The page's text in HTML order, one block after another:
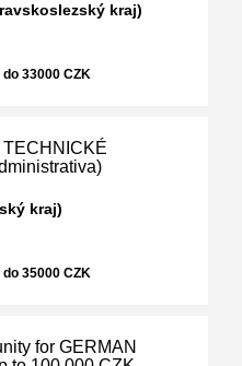
kraj)
33000 CZK
kraj)
35000 CZK
for GERMAN